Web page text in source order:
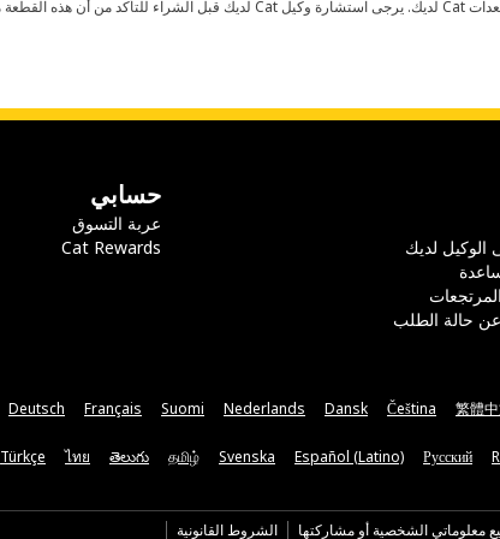
الوكيل لديك
حالة الطلب
حسابي
عربة التسوق
Cat Rewards
繁體
Čeština
Dansk
Nederlands
Suomi
Français
Deutsch
Русский
Español (Latino)
Svenska
தமிழ்
తెలుగు
ไทย
Türkçe
معلوماتي الشخصية أو مشاركتها الشروط القانونية